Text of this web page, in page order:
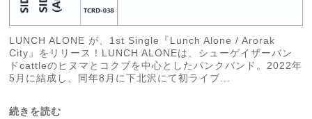
LUNCH ALONE が、1st Single『Lunch Alone / Arorak
City』をリリース！LUNCH ALONEは、シューゲイザーバン
ドcattleのヒヌマとコクブを中心としたパンクバンド。2022年
5月に結成し、同年8月に下北沢にて初ライブ...
続きを読む